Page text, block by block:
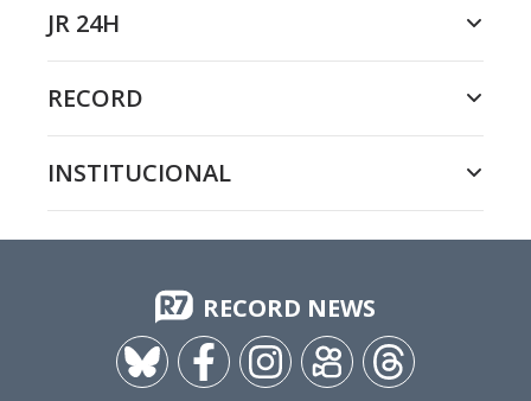
JR 24H
RECORD
INSTITUCIONAL
RECORD NEWS